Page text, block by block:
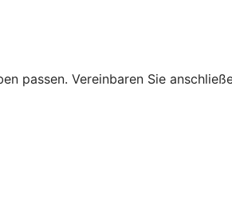
passen. Vereinbaren Sie